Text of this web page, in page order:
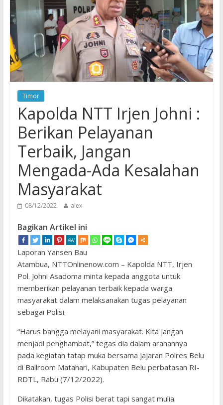
Timor
Kapolda NTT Irjen Johni :
Berikan Pelayanan
Terbaik, Jangan
Mengada-Ada Kesalahan
Masyarakat
08/12/2022 alex
Bagikan Artikel ini
Laporan Yansen Bau
Atambua, NTTOnlinenow.com – Kapolda NTT, Irjen
Pol. Johni Asadoma minta kepada anggota untuk
memberikan pelayanan terbaik kepada warga
masyarakat dalam melaksanakan tugas pelayanan
sebagai Polisi.
“Harus bangga melayani masyarakat. Kita jangan
menjadi penghambat,” tegas dia dalam arahannya
pada kegiatan tatap muka bersama jajaran Polres Belu
di Ballroom Matahari, Kabupaten Belu perbatasan RI-
RDTL, Rabu (7/12/2022).
Dikatakan, tugas Polisi berat tapi sangat mulia.